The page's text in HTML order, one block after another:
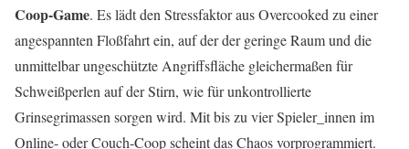
Coop-Game. Es lädt den Stressfaktor aus Overcooked zu einer
angespannten Floßfahrt ein, auf der der geringe Raum und die
unmittelbar ungeschützte Angriffsfläche gleichermaßen für
Schweißperlen auf der Stirn, wie für unkontrollierte
Grinsegrimassen sorgen wird. Mit bis zu vier Spieler_innen im
Online- oder Couch-Coop scheint das Chaos vorprogrammiert.